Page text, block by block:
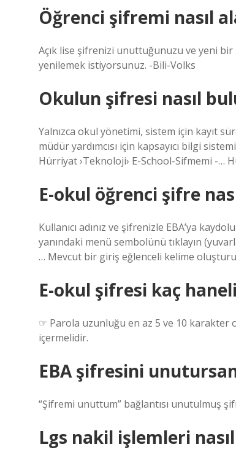
Öğrenci şifremi nasıl
Açık lise şifrenizi unuttuğunuzu ve yeni
yenilemek istiyorsunuz. -Bili-Volks
Okulun şifresi nasıl
Yalnızca okul yönetimi, sistem için kayıt
müdür yardımcısı için kapsayıcı bilgi
Hürriyat ›Teknoloji› E-School-Sifmemi -…
E-okul öğrenci şifre
Kullanıcı adınız ve şifrenizle EBA’ya
yanındaki menü sembolünü tıklayın
… Mevcut bir giriş eğlenceli kelime
E-okul şifresi kaç
☞ Parola uzunluğu en az 5 ve 10 karakter
içermelidir.
EBA şifresini
“Şifremi unuttum” bağlantısı unutulmuş
Lgs nakil işlemleri nasıl